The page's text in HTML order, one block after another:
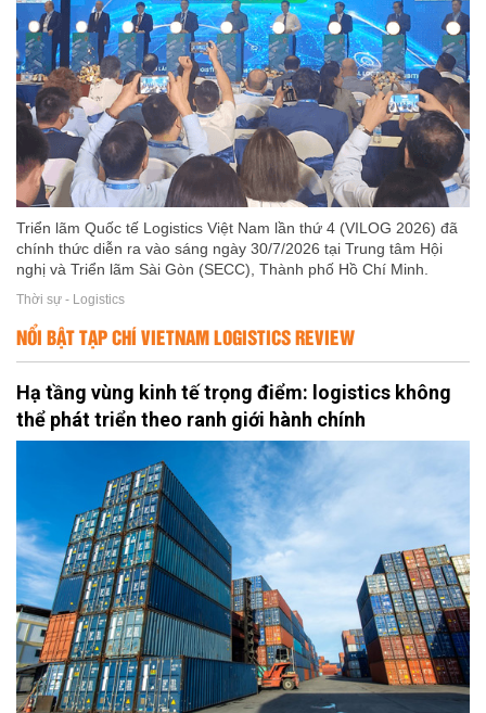
Triển lãm Quốc tế Logistics Việt Nam lần thứ 4 (VILOG 2026) đã
chính thức diễn ra vào sáng ngày 30/7/2026 tại Trung tâm Hội
nghị và Triển lãm Sài Gòn (SECC), Thành phố Hồ Chí Minh.
Thời sự - Logistics
NỔI BẬT TẠP CHÍ VIETNAM LOGISTICS REVIEW
Hạ tầng vùng kinh tế trọng điểm: logistics không
thể phát triển theo ranh giới hành chính